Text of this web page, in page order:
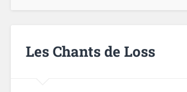
Les Chants de Loss